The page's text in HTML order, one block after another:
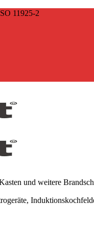
11925-2
und weitere